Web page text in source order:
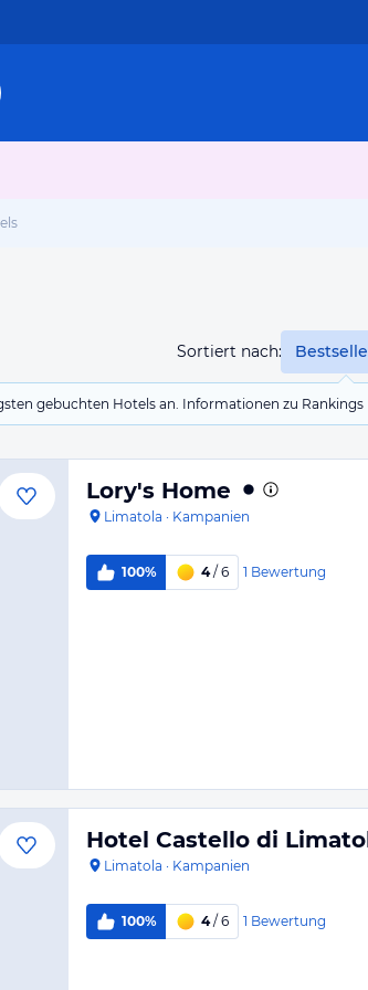
Sortiert nach:
gebuchten Hotels an. Informationen zu
Lory's Home
Limatola · Kampanien
100% 4/ 6 1 Bewertung
Hotel Castello di
Limatola · Kampanien
100% 4/ 6 1 Bewertung